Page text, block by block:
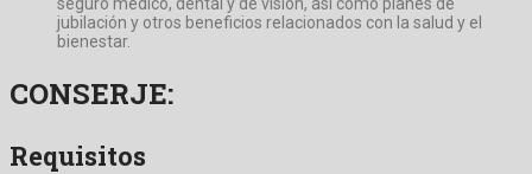
jubilación y otros beneficios relacionados con la salud y el
bienestar.
CONSERJE:
Requisitos